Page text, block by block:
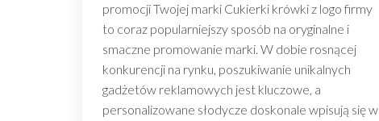
promocji Twojej marki Cukierki krówki z logo firmy
to coraz popularniejszy sposób na oryginalne i
smaczne promowanie marki. W dobie rosnącej
konkurencji na rynku, poszukiwanie unikalnych
gadżetów reklamowych jest kluczowe, a
personalizowane słodycze doskonale wpisują się w